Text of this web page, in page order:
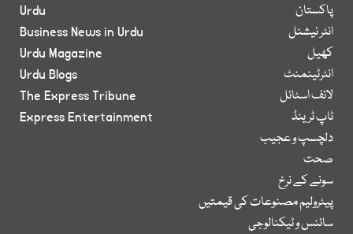
پاکستان
انٹر نیشنل
کھیل
انٹرٹینمنٹ
لائف اسٹائل
ٹاپ ٹرینڈ
دلچسپ و عجیب
صحت
سونے کے نرخ
پیٹرولیم مصنوعات کی قیمتیں
سائنس و ٹیکنالوجی
Urdu
Business News in Urdu
Urdu Magazine
Urdu Blogs
The Express Tribune
Express Entertainment